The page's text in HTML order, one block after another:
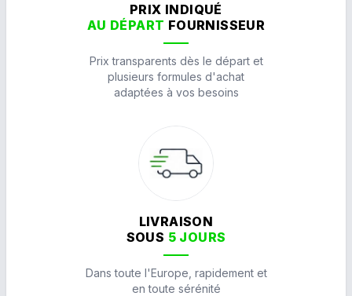
PRIX INDIQUÉ
AU DÉPART FOURNISSEUR
Prix transparents dès le départ et
plusieurs formules d'achat
adaptées à vos besoins
LIVRAISON
SOUS 5 JOURS
Dans toute l'Europe, rapidement et
en toute sérénité